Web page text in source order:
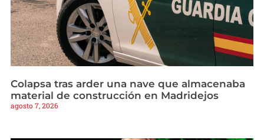
Colapsa tras arder una nave que almacenaba
material de construcción en Madridejos
agosto 7, 2026